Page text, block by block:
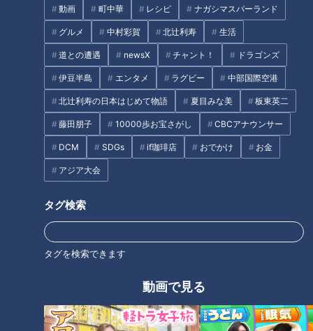
動画 町中華 レシピ ナガシマスパーランド
グルメ 中村彩賀 北辻利寿 生活
道との遭遇 newsX チャント！ ドラゴンズ
伊豆半島 エンタメ ラグビー 中部国際空港
北辻利寿の日本はじめて物語 夏目みな美 板東英二
藤田朋子 10000歩お宝さがし CBCアナウンサー
DCM SDGs if珈琲店 おでかけ お金
アジア大会
タグ検索
タグを検索できます
動画で見る
「サンデードラゴンズ」より田島慎二投手(C)CBCテレビ
役生活を振り返り、引退について気持ちを語った。
質問「対戦した中で一番すごいと思ったバッターは？」
田島投手:「ジャイアンツの高橋由伸さんですかね。いつも完
璧に打たれていたというイメージ。」